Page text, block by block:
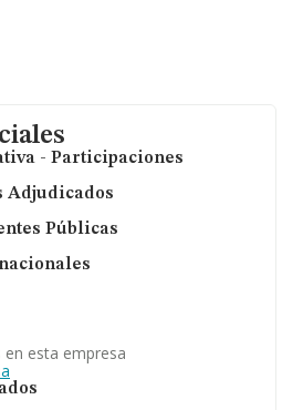
- Participaciones
Adjudicados
Públicas
esta empresa